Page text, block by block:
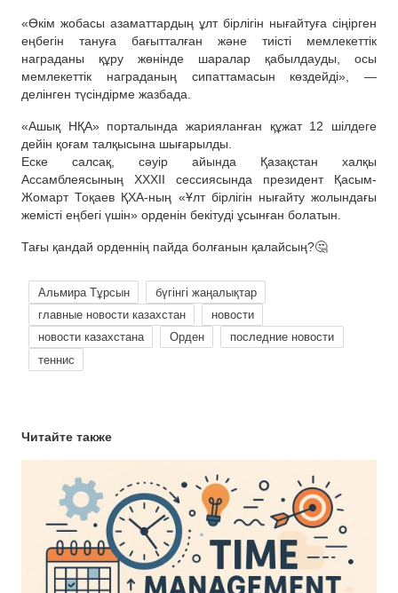
«Өкім жобасы азаматтардың ұлт бірлігін нығайтуға сіңірген
еңбегін тануға бағытталған және тиісті мемлекеттік
награданы құру жөнінде шаралар қабылдауды, осы
мемлекеттік награданың сипаттамасын көздейді», —
делінген түсіндірме жазбада.
«Ашық НҚА» порталында жарияланған құжат 12 шілдеге
дейін қоғам талқысына шығарылды.
Еске салсақ, сәуір айында Қазақстан халқы
Ассамблеясының ХХХІІ сессиясында президент Қасым-
Жомарт Тоқаев ҚХА-ның «Ұлт бірлігін нығайту жолындағы
жемісті еңбегі үшін» орденін бекітуді ұсынған болатын.
Тағы қандай орденнің пайда болғанын қалайсың?🤔
Альмира Тұрсын
бүгінгі жаңалықтар
главные новости казахстан
новости
новости казахстана
Орден
последние новости
теннис
Читайте также